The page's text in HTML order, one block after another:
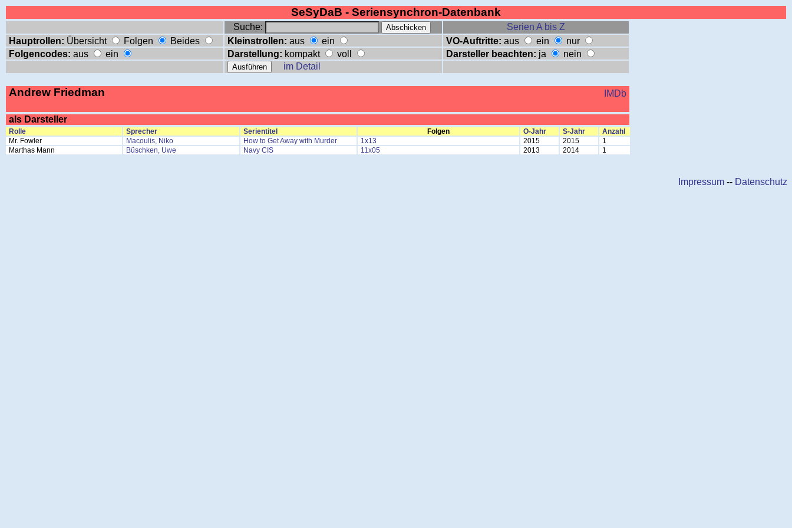
SeSyDaB - Seriensynchron-Datenbank
Suche:
Serien A bis Z
Hauptrollen: Übersicht Folgen Beides Kleinstrollen: aus ein VO-Auftritte: aus ein
nur
Folgencodes: aus ein Darstellung: kompakt voll Darsteller beachten: ja
nein
im Detail
Andrew Friedman IMDb
als Darsteller
Rolle Sprecher Serientitel Folgen O-Jahr S-Jahr
Anzahl
Mr. Fowler
Macoulis, Niko How to Get Away with Murder 1x13 2015 2015
1
Marthas Mann
Büschken, Uwe Navy CIS 11x05 2013 2014 1
Impressum -- Datenschutz